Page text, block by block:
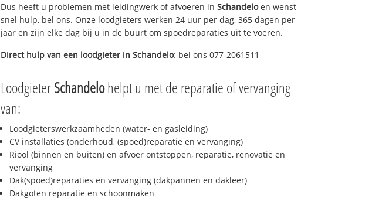
Dus heeft u problemen met leidingwerk of afvoeren in Schandeloen wenst
snel hulp, bel ons. Onze loodgieters werken 24 uur per dag, 365 dagen per
jaar en zijn elke dag bij u in de buurt om spoedreparaties uit te voeren.
Direct hulp van een loodgieter in Schandelo: bel ons 077-2061511
LoodgieterSchandelohelpt u met de reparatie of vervanging
van:
Loodgieterswerkzaamheden (water- en gasleiding)
CV installaties (onderhoud, (spoed)reparatie en vervanging)
Riool (binnen en buiten) en afvoer ontstoppen, reparatie, renovatie en
vervanging
Dak(spoed)reparaties en vervanging (dakpannen en dakleer)
Dakgoten reparatie en schoonmaken